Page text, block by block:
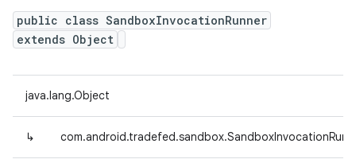
public class SandboxInvocationRunner
extends Object
java.lang.Object
↳